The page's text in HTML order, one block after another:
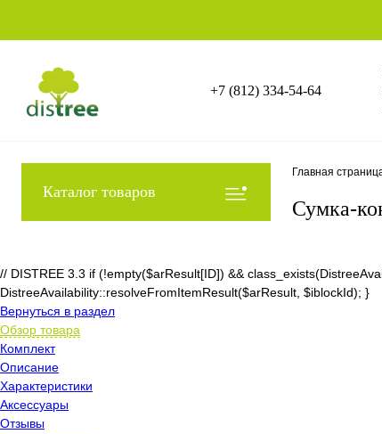
+7 (812) 334-54-64
Каталог товаров
Главная
Сумка-
// DISTREE 3.3 if (!empty($arResult[ID]) &&
DistreeAvailability::resolveFromItemResult($arResult, $iblockId); }
Вернуться в раздел
Обзор товара
Комплект
Описание
Характеристики
Аксессуары
Отзывы